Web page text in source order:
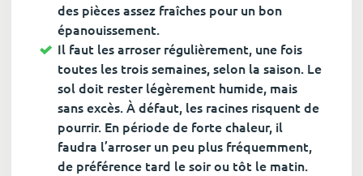
des pièces assez fraîches pour un bon
épanouissement.
Il faut les arroser régulièrement, une fois
toutes les trois semaines, selon la saison. Le
sol doit rester légèrement humide, mais
sans excès. À défaut, les racines risquent de
pourrir. En période de forte chaleur, il
faudra l’arroser un peu plus fréquemment,
de préférence tard le soir ou tôt le matin.